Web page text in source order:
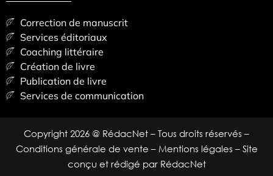
Correction de manuscrit
Services éditoriaux
Coaching littéraire
Création de livre
Publication de livre
Services de communication
Copyright 2026 @ RédacNet – Tous droits réservés –
Conditions générale de vente – Mentions légales – Site
conçu et rédigé par RédacNet